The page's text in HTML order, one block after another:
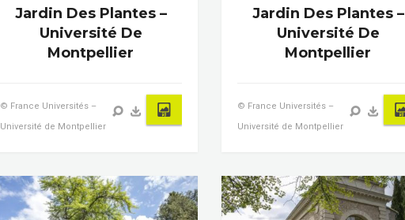
Jardin Des Plantes –
Université De
Montpellier
© France Universités –
Université de Montpellier
Jardin Des Plantes –
Université De
Montpellier
© France Universités –
Université de Montpellier